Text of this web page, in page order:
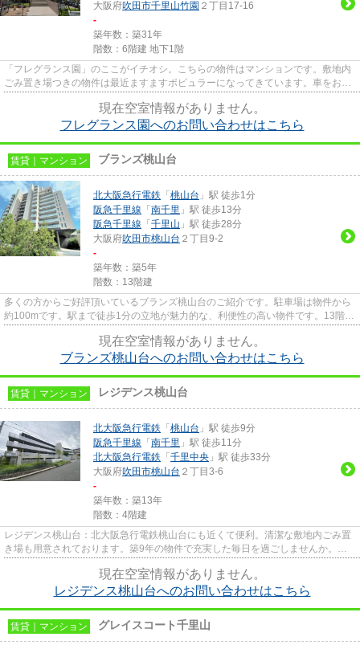
大阪府吹田市千里山竹園 ２丁目17-16
-
築年数：築31年
階数：6階建 地下1階
「フレグランス園」のここがイチオシ。こちらの物件はマンションです。敷地内
ごみ置き場つきの物件は最近ますますポピュラーになってきています。車をお持
現在空室情報がありません。
フレグランス園へのお問い合わせはこちら
賃貸｜マンション ブランズ桃山台
北大阪急行電鉄 「 桃山台 」駅 徒歩1分
阪急千里線 「 南千里 」駅 徒歩13分
阪急千里線 「 千里山 」駅 徒歩28分
大阪府吹田市桃山台 ２丁目9-2
-
築年数：築5年
階数：13階建
多くの方からご好評頂いているブランズ桃山台のご紹介です。駐車場は物件から
約100mです。駅まで徒歩1分の立地が魅力的な、利便性の高い物件です。13階建
現在空室情報がありません。
ブランズ桃山台へのお問い合わせはこちら
賃貸｜マンション レジデンス桃山台
北大阪急行電鉄 「 桃山台 」駅 徒歩9分
阪急千里線 「 南千里 」駅 徒歩11分
北大阪急行電鉄 「 千里中央 」駅 徒歩33分
大阪府吹田市桃山台 ２丁目3-6
-
築年数：築13年
階数：4階建
レジデンス桃山台：北大阪急行電鉄桃山台にも近くて便利。清潔な敷地内ごみ置
き場も用意されております。築9年の物件で充実した毎日を過ごしませんか。通
現在空室情報がありません。
レジデンス桃山台へのお問い合わせはこちら
賃貸｜マンション グレイスコート千里山